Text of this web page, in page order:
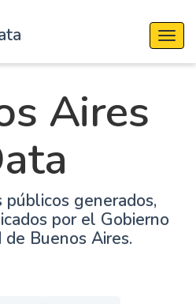
Aires
públicos generados,
por el Gobierno
Buenos Aires.